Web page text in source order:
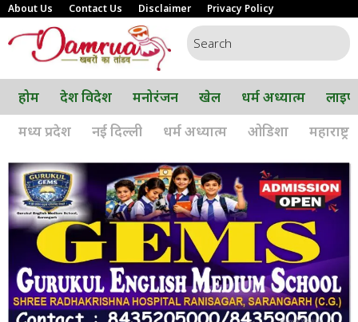
About Us Contact Us Disclaimer Privacy Policy
होम देश विदेश मनोरंजन खेल धर्म अध्यात्म
मध्य प्रदेश
नई दिल्ली धर्म अध्यात्म ओडिशा महाराष्ट्र